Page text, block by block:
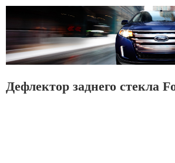
Дефлектор заднего стекла